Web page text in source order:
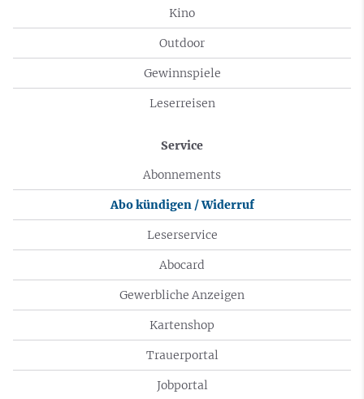
Kino
Outdoor
Gewinnspiele
Leserreisen
Service
Abonnements
Abo kündigen / Widerruf
Leserservice
Abocard
Gewerbliche Anzeigen
Kartenshop
Trauerportal
Jobportal